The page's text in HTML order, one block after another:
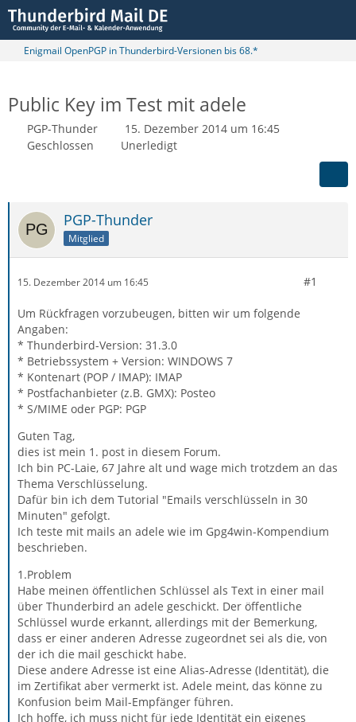
Enigmail OpenPGP in Thunderbird-Versionen bis 68.*
Public Key im Test mit adele
PGP-Thunder
15. Dezember 2014 um 16:45
Geschlossen
Unerledigt
PGP-Thunder
Mitglied
15. Dezember 2014 um 16:45 #1
Um Rückfragen vorzubeugen, bitten wir um folgende
Angaben:
* Thunderbird-Version: 31.3.0
* Betriebssystem + Version: WINDOWS 7
* Kontenart (POP / IMAP): IMAP
* Postfachanbieter (z.B. GMX): Posteo
* S/MIME oder PGP: PGP
Guten Tag,
dies ist mein 1. post in diesem Forum.
Ich bin PC-Laie, 67 Jahre alt und wage mich trotzdem an das
Thema Verschlüsselung.
Dafür bin ich dem Tutorial "Emails verschlüsseln in 30
Minuten" gefolgt.
Ich teste mit mails an adele wie im Gpg4win-Kompendium
beschrieben.
1.Problem
Habe meinen öffentlichen Schlüssel als Text in einer mail
über Thunderbird an adele geschickt. Der öffentliche
Schlüssel wurde erkannt, allerdings mit der Bemerkung,
dass er einer anderen Adresse zugeordnet sei als die, von
der ich die mail geschickt habe.
Diese andere Adresse ist eine Alias-Adresse (Identität), die
im Zertifikat aber vermerkt ist. Adele meint, das könne zu
Konfusion beim Mail-Empfänger führen.
Ich hoffe, ich muss nicht für jede Identität ein eigenes